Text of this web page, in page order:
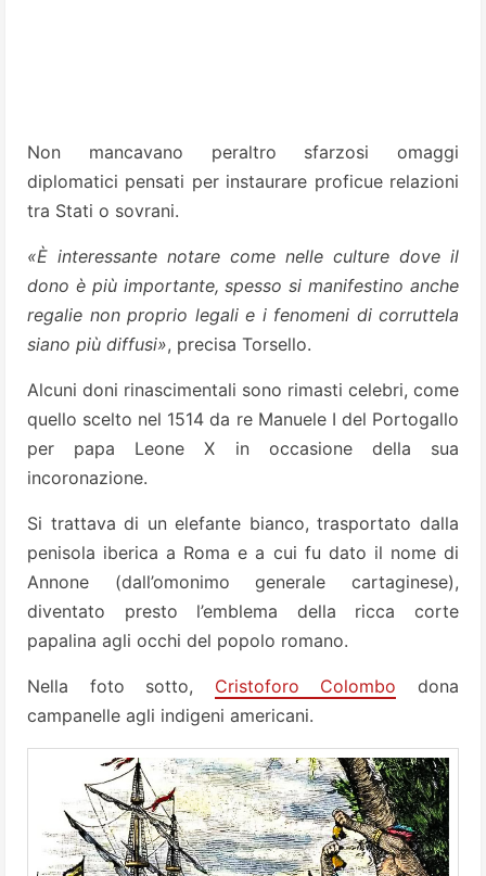
Non mancavano peraltro sfarzosi omaggi
diplomatici pensati per instaurare proficue relazioni
tra Stati o sovrani.
«È interessante notare come nelle culture dove il
dono è più importante, spesso si manifestino anche
regalie non proprio legali e i fenomeni di corruttela
siano più diffusi», precisa Torsello.
Alcuni doni rinascimentali sono rimasti celebri, come
quello scelto nel 1514 da re Manuele I del Portogallo
per papa Leone X in occasione della sua
incoronazione.
Si trattava di un elefante bianco, trasportato dalla
penisola iberica a Roma e a cui fu dato il nome di
Annone (dall’omonimo generale cartaginese),
diventato presto l’emblema della ricca corte
papalina agli occhi del popolo romano.
Nella foto sotto, Cristoforo Colombo dona
campanelle agli indigeni americani.